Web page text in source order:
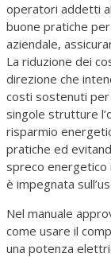
operatori addetti
buone pratiche
aziendale,
La riduzione dei
direzione che
costi sostenuti
singole strutture
risparmio
pratiche ed
spreco energetico
è impegnata
Nel manuale
come usare il
una potenza